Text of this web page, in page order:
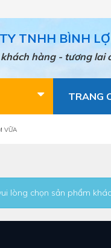
TNHH BÌNH
hàng - tương lai
TRANG
VỮA
lòng chọn sản phẩm khác